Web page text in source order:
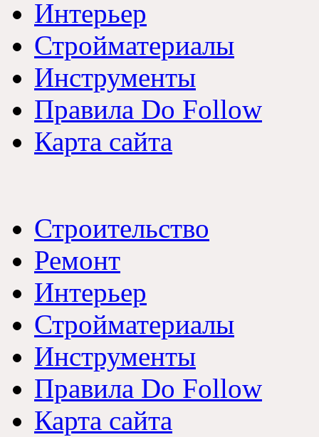
Интерьер
Стройматериалы
Инструменты
Правила Do Follow
Карта сайта
Строительство
Ремонт
Интерьер
Стройматериалы
Инструменты
Правила Do Follow
Карта сайта